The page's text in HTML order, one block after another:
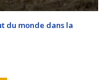
du monde dans la